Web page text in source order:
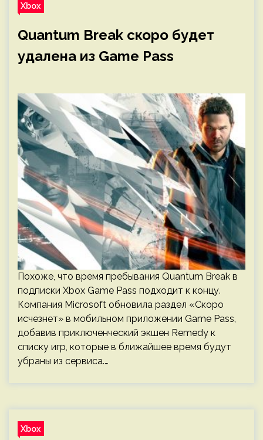
Xbox
Quantum Break скоро будет
удалена из Game Pass
Похоже, что время пребывания Quantum Break в
подписки Xbox Game Pass подходит к концу.
Компания Microsoft обновила раздел «Скоро
исчезнет» в мобильном приложении Game Pass,
добавив приключенческий экшен Remedy к
списку игр, которые в ближайшее время будут
убраны из сервиса.…
Xbox